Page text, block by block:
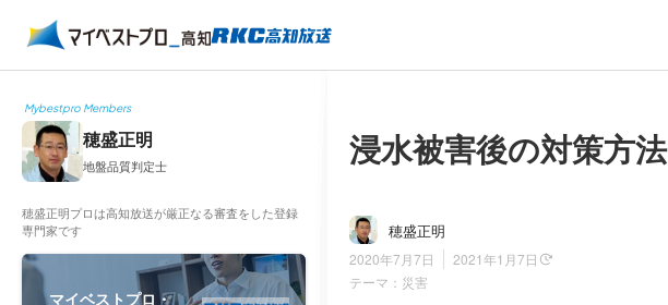
Mybestpro Members
穂盛正明
地盤品質判定士
穂盛正明プロは高知放送が厳正なる審査をした登録
専門家です
マイベストプロ・
浸水被害後の対策方法
穂盛正明
2020年7月7日
2021年1月7日
テーマ： 災害